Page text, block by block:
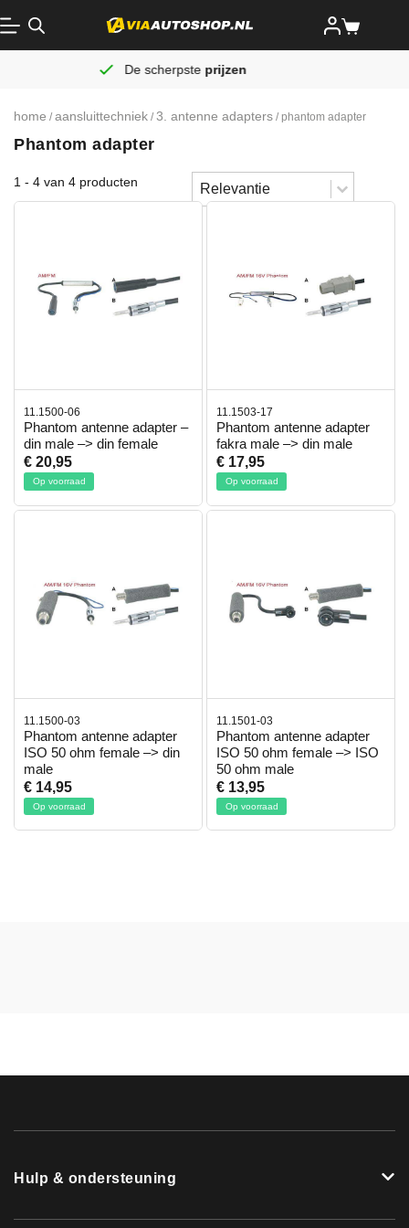
De scherpsteprijzen
home / aansluittechniek / 3. antenne adapters / phantom adapter
Phantom adapter
1 - 4 van 4 producten Sorteren
Sort content
Sort content
11.1500-06
Phantom antenne adapter –
din male –> din female
€ 20,95
Op voorraad
11.1503-17
Phantom antenne adapter
fakra male –> din male
€ 17,95
Op voorraad
11.1500-03
Phantom antenne adapter
ISO 50 ohm female –> din
male
€ 14,95
Op voorraad
11.1501-03
Phantom antenne adapter
ISO 50 ohm female –> ISO
50 ohm male
€ 13,95
Op voorraad
Hulp & ondersteuning